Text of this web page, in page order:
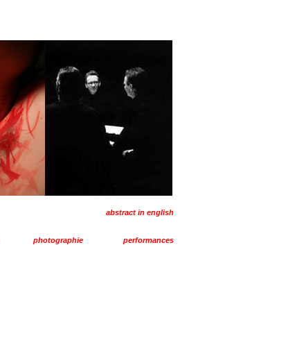
abstract in english
photographie performances